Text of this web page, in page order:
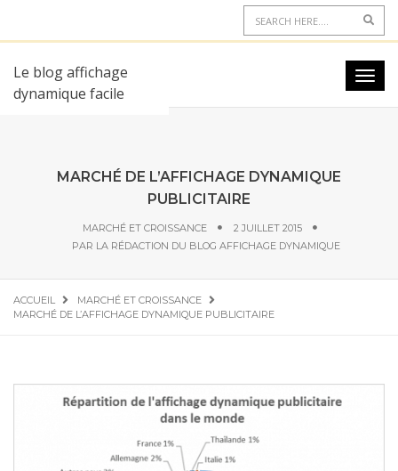
Le blog affichage
dynamique facile
MARCHÉ DE L’AFFICHAGE DYNAMIQUE
PUBLICITAIRE
MARCHÉ ET CROISSANCE
2 JUILLET 2015
PAR LA RÉDACTION DU BLOG AFFICHAGE DYNAMIQUE
ACCUEIL
MARCHÉ ET CROISSANCE
MARCHÉ DE L’AFFICHAGE DYNAMIQUE PUBLICITAIRE